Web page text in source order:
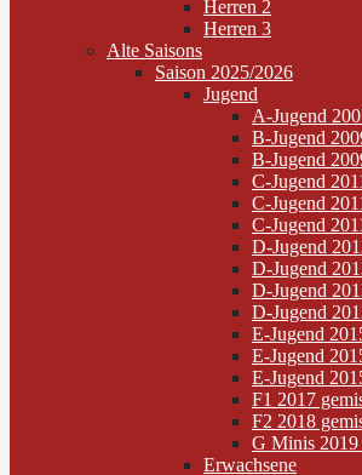
Herren 2
Herren 3
Alte Saisons
Saison 2025/2026
Jugend
A-Jugend
B-Jugend
B-Jugend
C-Jugend
C-Jugend
C-Jugend
D-Jugend
D-Jugend
D-Jugend
D-Jugend
E-Jugend
E-Jugend
E-Jugend
F1 2017
F2 2018
G Minis 2019
Erwachsene